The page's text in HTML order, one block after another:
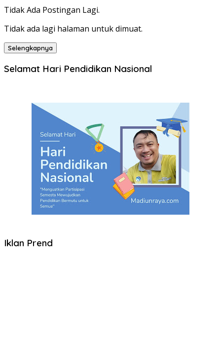
Tidak Ada Postingan Lagi.
Tidak ada lagi halaman untuk dimuat.
Selengkapnya
Selamat Hari Pendidikan Nasional
Iklan Prend